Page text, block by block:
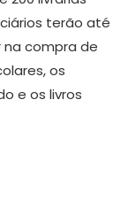
terão até
na compra de
os
e os livros